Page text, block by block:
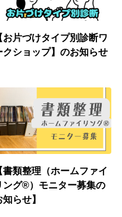
お片づけタイプ別診断ワ
クショップ】のお知らせ
書類整理（ホームファイ
ング®︎）モニター募集の
知らせ】